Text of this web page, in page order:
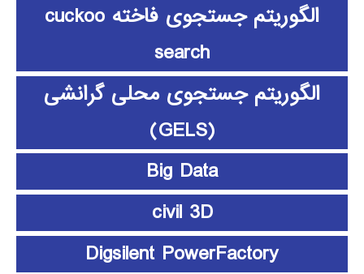
الگوریتم جستجوی فاخته cuckoo
search
الگوریتم جستجوی محلی گرانشی
(GELS)
Big Data
civil 3D
Digsilent PowerFactory